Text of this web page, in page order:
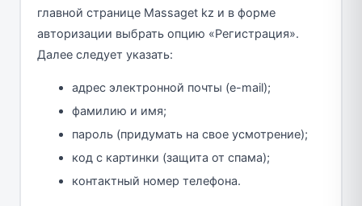
главной странице Massaget kz и в форме
авторизации выбрать опцию «Регистрация».
Далее следует указать:
адрес электронной почты (e-mail);
фамилию и имя;
пароль (придумать на свое усмотрение);
код с картинки (защита от спама);
контактный номер телефона.